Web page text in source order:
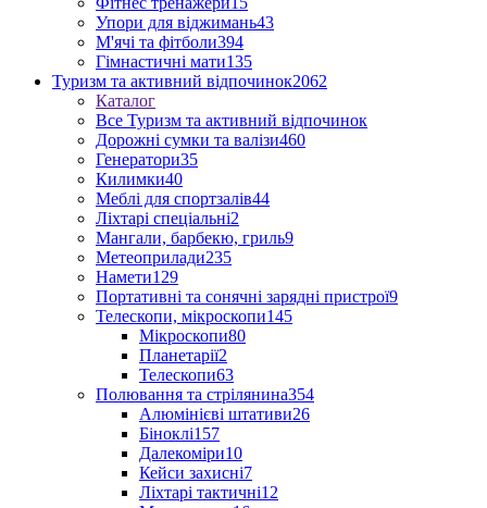
Упори для віджимань43
М'ячі та фітболи394
Гімнастичні мати135
Туризм та активний відпочинок2062
Каталог
Все Туризм та активний відпочинок
Дорожні сумки та валізи460
Генератори35
Килимки40
Меблі для спортзалів44
Ліхтарі спеціальні2
Мангали, барбекю, гриль9
Метеоприлади235
Намети129
Портативні та сонячні зарядні пристрої9
Телескопи, мікроскопи145
Мікроскопи80
Планетарії2
Телескопи63
Полювання та стрілянина354
Алюмінієві штативи26
Біноклі157
Далекоміри10
Кейси захисні7
Ліхтарі тактичні12